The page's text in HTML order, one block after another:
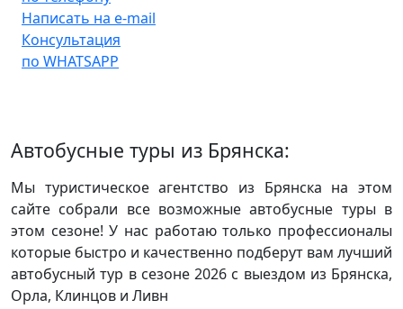
Написать на e-mail
Консультация
по WHATSAPP
Автобусные туры из Брянска:
Мы туристическое агентство из Брянска на этом
сайте собрали все возможные автобусные туры в
этом сезоне! У нас работаю только профессионалы
которые быстро и качественно подберут вам лучший
автобусный тур в сезоне 2026 с выездом из Брянска,
Орла, Клинцов и Ливн